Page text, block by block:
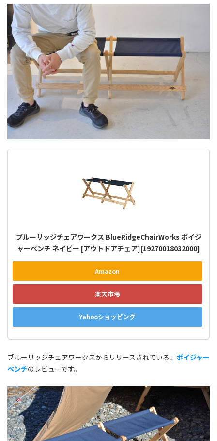
ブルーリッジチェアワークス BlueRidgeChairWorks ボイジ
ャーベンチ ネイビー [アウトドアチェア][19270018032000]
Amazon
楽天市場
Yahooショッピング
ブルーリッジチェアワークスからリリースされている、 ボイジャー
ベンチのレビューです。